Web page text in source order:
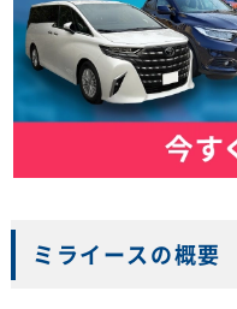
ミライースの概要